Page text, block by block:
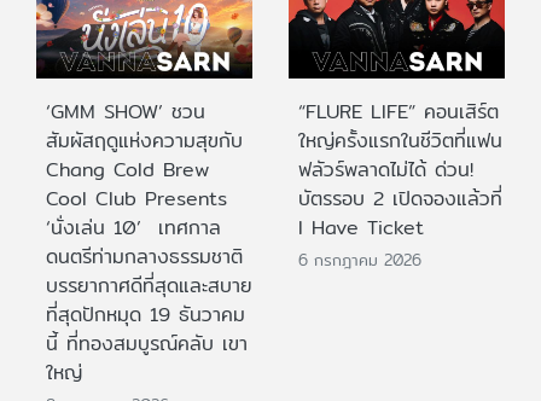
‘GMM SHOW’ ชวน
สัมผัสฤดูแห่งความสุขกับ
Chang Cold Brew
Cool Club Presents
‘นั่งเล่น 10’ เทศกาล
ดนตรีท่ามกลางธรรมชาติ
บรรยากาศดีที่สุดและสบาย
ที่สุดปักหมุด 19 ธันวาคม
นี้ ที่ทองสมบูรณ์คลับ เขา
ใหญ่
“FLURE LIFE” คอนเสิร์ต
ใหญ่ครั้งแรกในชีวิตที่แฟน
ฟลัวร์พลาดไม่ได้ ด่วน!
บัตรรอบ 2 เปิดจองแล้วที่
I Have Ticket
6 กรกฎาคม 2026